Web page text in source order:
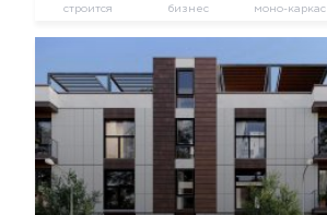
строится бизнес моно-каркас